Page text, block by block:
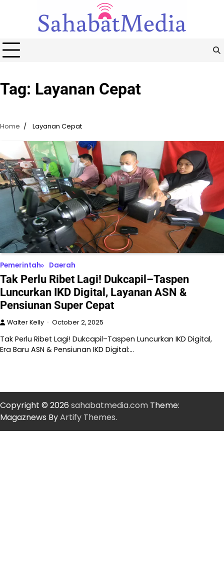
Tag: Layanan Cepat
Home Layanan Cepat
Pemerintah Daerah
Tak Perlu Ribet Lagi! Dukcapil–Taspen
Luncurkan IKD Digital, Layanan ASN &
Pensiunan Super Cepat
Walter Kelly October 2, 2025
Tak Perlu Ribet Lagi! Dukcapil–Taspen Luncurkan IKD Digital,
Era Baru ASN & Pensiunan IKD Digital:…
Copyright © 2026 sahabatmedia.com Theme:
Magaznews ByArtify Themes.